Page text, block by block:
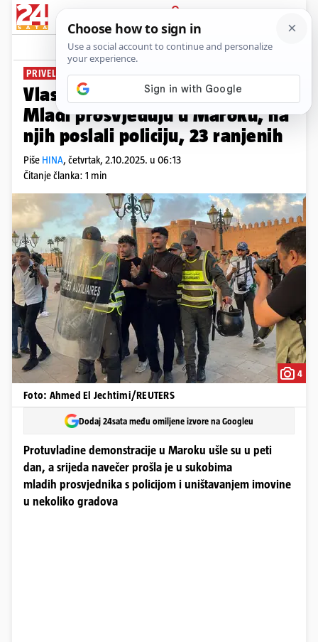
PRIJAVA
News Komentari
PRIVELI PREKO 400 LJUDI
Vlasti žele ugušiti skupove:
Mladi prosvjeduju u Maroku, na
njih poslali policiju, 23 ranjenih
Piše HINA, četvrtak, 2.10.2025. u 06:13
Čitanje članka: 1 min
4
Foto: Ahmed El Jechtimi/REUTERS
Dodaj 24sata među omiljene izvore na Googleu
Protuvladine demonstracije u Maroku ušle su u peti
dan, a srijeda navečer prošla je u sukobima
mladih prosvjednika s policijom i uništavanjem imovine
u nekoliko gradova